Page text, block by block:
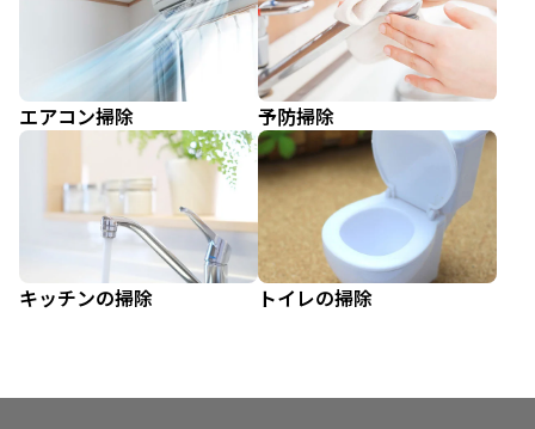
エアコン掃除 予防掃除
キッチンの掃除 トイレの掃除